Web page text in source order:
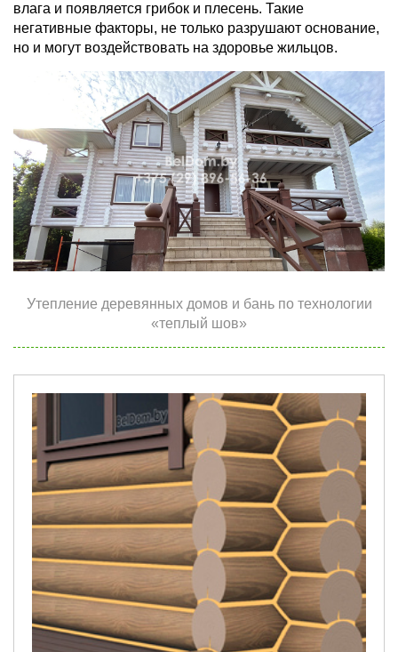
влага и появляется грибок и плесень. Такие
негативные факторы, не только разрушают основание,
но и могут воздействовать на здоровье жильцов.
Утепление деревянных домов и бань по технологии
«теплый шов»